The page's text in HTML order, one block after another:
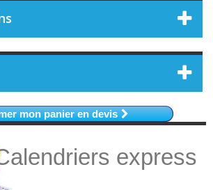
mon panier en devis
express